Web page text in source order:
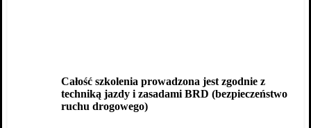
Całość szkolenia prowadzona jest zgodnie z
techniką jazdy i zasadami BRD (bezpieczeństwo
ruchu drogowego)